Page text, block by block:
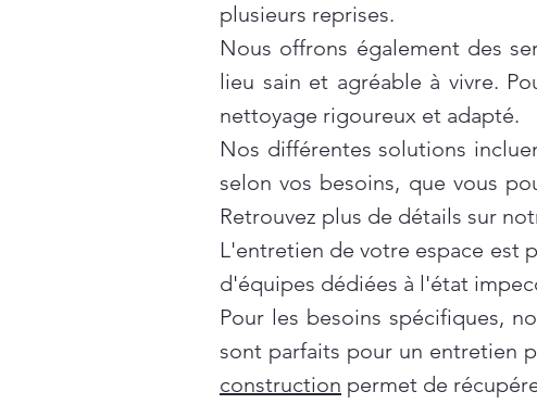
plusieurs reprises.
Nous offrons également des
lieu sain et agréable à vivre.
nettoyage rigoureux et adapté.
Nos différentes solutions
selon vos besoins, que vous
Retrouvez plus de détails sur
L'entretien de votre espace est
d'équipes dédiées à l'état
Pour les besoins spécifiques,
sont parfaits pour un entretien
construction permet de